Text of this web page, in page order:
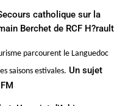
catholique sur la
Berchet de RCF H?rault
parcourent le Languedoc
saisons estivales. Un sujet